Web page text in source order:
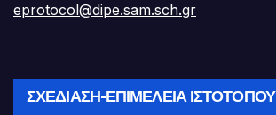
eprotocol@dipe.sam.sch.gr
ΣΧΕΔΊΑΣΗ-ΕΠΙΜΈΛΕΙΑ ΙΣΤΟΤΌΠΟΥ